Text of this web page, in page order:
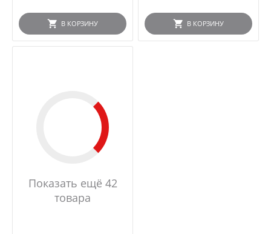
В КОРЗИНУ В КОРЗИНУ
Показать ещё 42
товара